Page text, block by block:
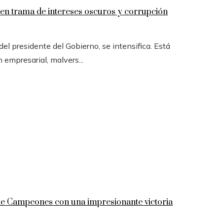
trama de intereses oscuros y corrupción
presidente del Gobierno, se intensifica. Está
malvers...
Campeones con una impresionante victoria